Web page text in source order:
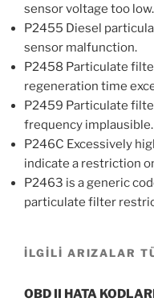
sensor voltage too low.
P2455 Diesel
sensor malfunction.
P2458 Particulate
regeneration time
P2459 Particulate
frequency implausible.
P246C Excessively
indicate a restriction
P2463 is a generic
particulate filter
İLGİLİ ARIZALAR
OBD II HATA